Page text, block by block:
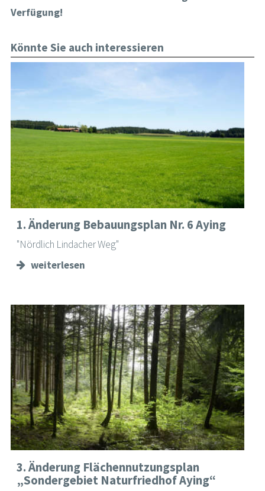
Verfügung!
Könnte Sie auch interessieren
1. Änderung Bebauungsplan Nr. 6 Aying
"Nördlich Lindacher Weg"
weiterlesen
3. Änderung Flächennutzungsplan
„Sondergebiet Naturfriedhof Aying“